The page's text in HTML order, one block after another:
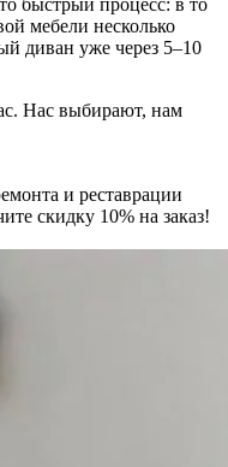
мебели несколько
диван уже через 5–10
Нас выбирают, нам
и реставрации
скидку 10% на заказ!